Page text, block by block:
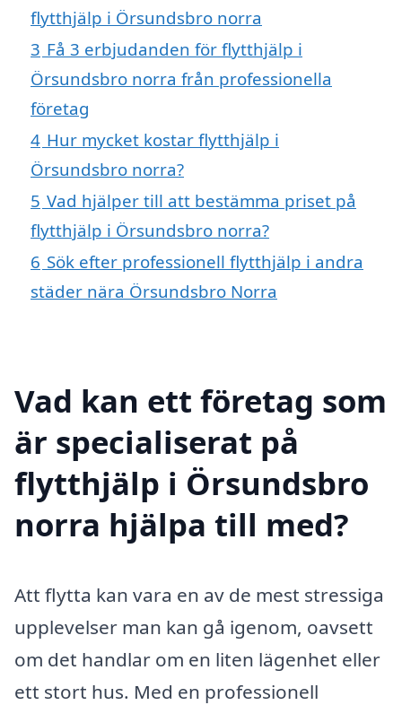
flytthjälp i Örsundsbro norra
3 Få 3 erbjudanden för flytthjälp i
Örsundsbro norra från professionella
företag
4 Hur mycket kostar flytthjälp i
Örsundsbro norra?
5 Vad hjälper till att bestämma priset på
flytthjälp i Örsundsbro norra?
6 Sök efter professionell flytthjälp i andra
städer nära Örsundsbro Norra
Vad kan ett företag som
är specialiserat på
flytthjälp i Örsundsbro
norra hjälpa till med?
Att flytta kan vara en av de mest stressiga
upplevelser man kan gå igenom, oavsett
om det handlar om en liten lägenhet eller
ett stort hus. Med en professionell